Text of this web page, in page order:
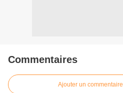
Commentaires
Ajouter un commentaire